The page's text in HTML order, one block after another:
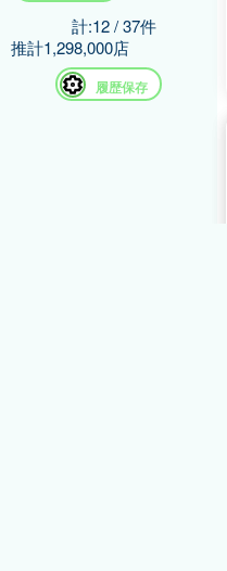
計:12 / 37件
推計1,298,000店
履歴保存